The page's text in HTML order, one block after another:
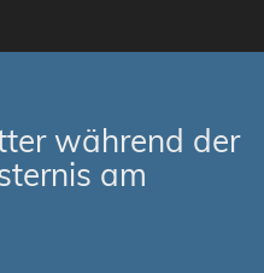
während der
am